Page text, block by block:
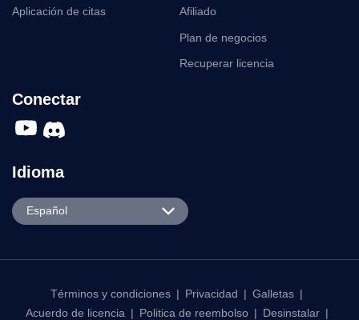
Aplicación de citas Afiliado
Plan de negocios
Recuperar licencia
Conectar
Idioma
Español
Português
日本語
한국어
Términos y condiciones | Privacidad | Galletas |
Acuerdo de licencia | Politica de reembolso | Desinstalar |